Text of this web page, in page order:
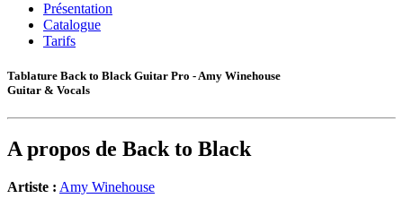
Présentation
Catalogue
Tarifs
Tablature Back to Black Guitar Pro - Amy Winehouse
Guitar & Vocals
A propos de Back to Black
Artiste : Amy Winehouse